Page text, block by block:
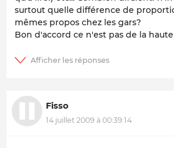
surtout quelle différence de
mêmes propos chez les gars?
Bon d'accord ce n'est pas de la
Fisso
14 juillet 2009 à 00:39:14